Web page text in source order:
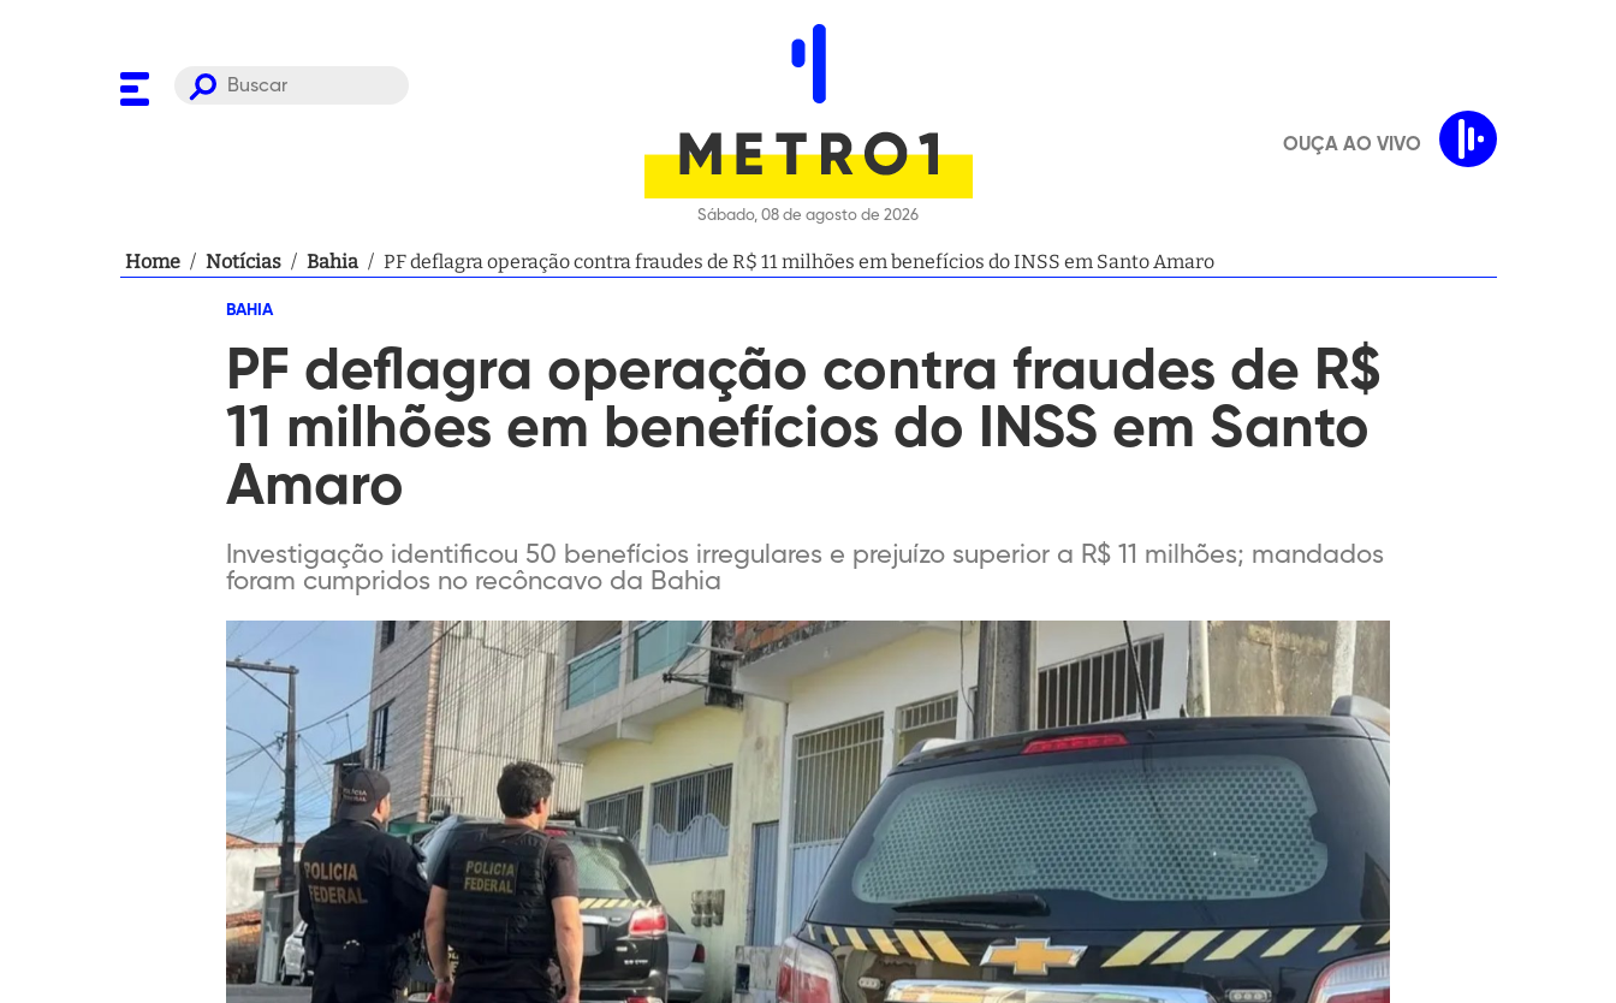
Sábado, 08 de agosto de 2026
OUÇA AO VIVO
Home / Notícias / Bahia / PF deflagra operação contra fraudes de R$ 11 milhões em benefícios do INSS em Santo Amaro
BAHIA
PF deflagra operação contra fraudes de R$
11 milhões em benefícios do INSS em Santo
Amaro
Investigação identificou 50 benefícios irregulares e prejuízo superior a R$ 11 milhões; mandados
foram cumpridos no recôncavo da Bahia